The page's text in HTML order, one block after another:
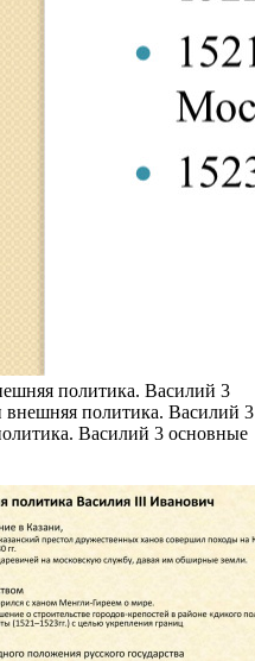
политика. Василий 3
внешняя политика. Василий 3
Василий 3 основные